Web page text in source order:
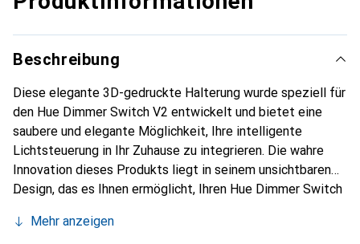
Beschreibung
Diese elegante 3D-gedruckte Halterung wurde speziell für
den Hue Dimmer Switch V2 entwickelt und bietet eine
saubere und elegante Möglichkeit, Ihre intelligente
Lichtsteuerung in Ihr Zuhause zu integrieren. Die wahre
Innovation dieses Produkts liegt in seinem unsichtbaren
Design, das es Ihnen ermöglicht, Ihren Hue Dimmer Switch
Standard-Rückwand zu benötigen. Die Halterung enthält
Mehr anzeigen